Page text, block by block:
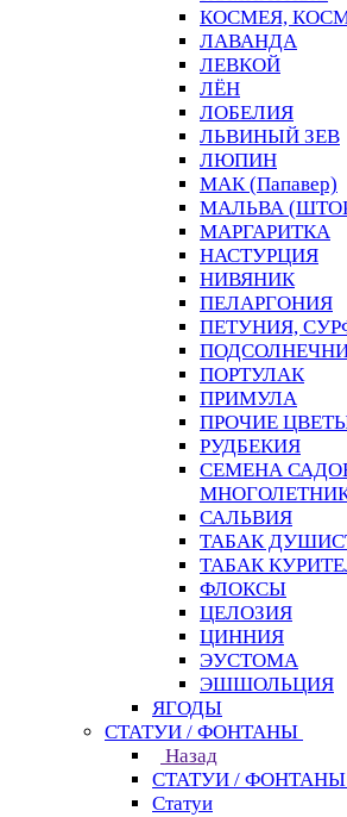
КОСМЕЯ,
ЛАВАНДА
ЛЕВКОЙ
ЛЁН
ЛОБЕЛИЯ
ЛЬВИНЫЙ ЗЕВ
ЛЮПИН
МАК (Папавер)
МАЛЬВА
МАРГАРИТКА
НАСТУРЦИЯ
НИВЯНИК
ПЕЛАРГОНИЯ
ПЕТУНИЯ,
ПОРТУЛАК
ПРИМУЛА
ПРОЧИЕ
РУДБЕКИЯ
СЕМЕНА
САЛЬВИЯ
ТАБАК
ТАБАК
ФЛОКСЫ
ЦЕЛОЗИЯ
ЦИННИЯ
ЭУСТОМА
ЭШШОЛЬЦИЯ
ЯГОДЫ
СТАТУИ / ФОНТАНЫ
Назад
СТАТУИ / ФОНТАНЫ
Статуи